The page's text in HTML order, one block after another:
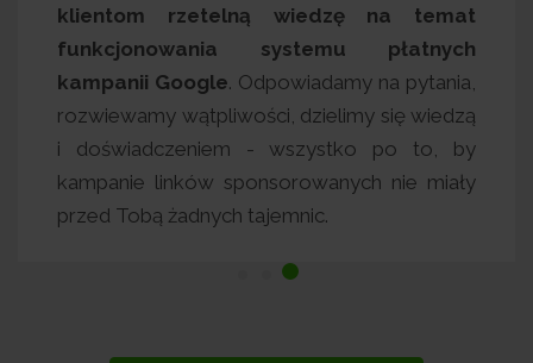
wie, co robi, a
(Adwords) zmierza w
nie będziesz czekał
ani pisał dziesiątek
Twój opiekun sam
kontaktował.
klientom rzetelną
funkcjonowania
kampanii Google
rozwiewamy
i doświadczeniem -
kampanie linków
przed Tobą żadnych